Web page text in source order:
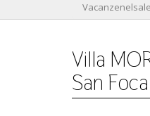
Villa
San Foca